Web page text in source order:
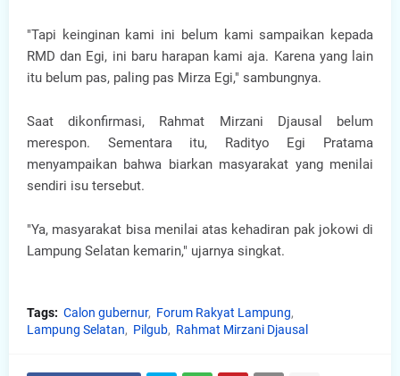
"Tapi keinginan kami ini belum kami sampaikan kepada
RMD dan Egi, ini baru harapan kami aja. Karena yang lain
itu belum pas, paling pas Mirza Egi," sambungnya.
Saat dikonfirmasi, Rahmat Mirzani Djausal belum
merespon. Sementara itu, Radityo Egi Pratama
menyampaikan bahwa biarkan masyarakat yang menilai
sendiri isu tersebut.
"Ya, masyarakat bisa menilai atas kehadiran pak jokowi di
Lampung Selatan kemarin," ujarnya singkat.
Tags: Calon gubernur
Forum Rakyat Lampung
Lampung Selatan
Pilgub Rahmat Mirzani Djausal